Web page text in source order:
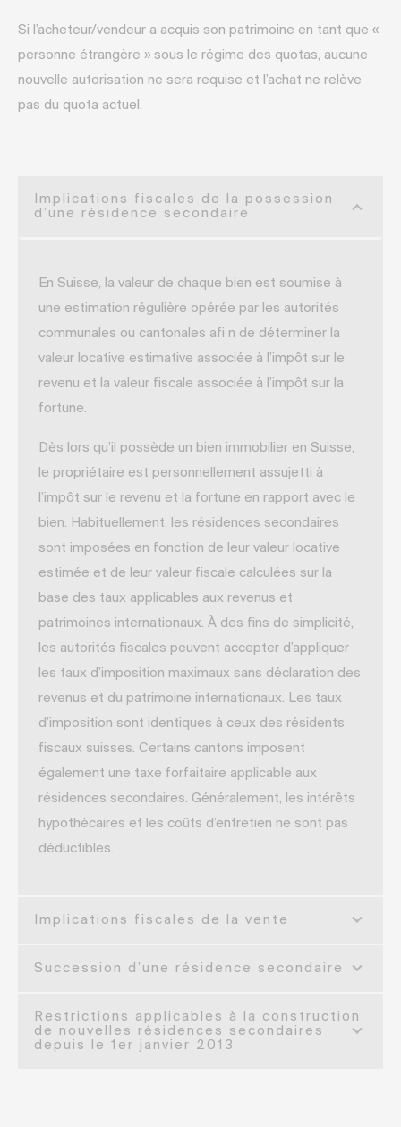
Si l’acheteur/vendeur a acquis son patrimoine en tant que «
personne étrangère » sous le régime des quotas, aucune
nouvelle autorisation ne sera requise et l’achat ne relève
pas du quota actuel.
Implications fiscales de la possession
d’une résidence secondaire
En Suisse, la valeur de chaque bien est soumise à
une estimation régulière opérée par les autorités
communales ou cantonales afi n de déterminer la
valeur locative estimative associée à l’impôt sur le
revenu et la valeur fiscale associée à l’impôt sur la
fortune.
Dès lors qu’il possède un bien immobilier en Suisse,
le propriétaire est personnellement assujetti à
l’impôt sur le revenu et la fortune en rapport avec le
bien. Habituellement, les résidences secondaires
sont imposées en fonction de leur valeur locative
estimée et de leur valeur fiscale calculées sur la
base des taux applicables aux revenus et
patrimoines internationaux. À des fins de simplicité,
les autorités fiscales peuvent accepter d’appliquer
les taux d’imposition maximaux sans déclaration des
revenus et du patrimoine internationaux. Les taux
d’imposition sont identiques à ceux des résidents
fiscaux suisses. Certains cantons imposent
également une taxe forfaitaire applicable aux
résidences secondaires. Généralement, les intérêts
hypothécaires et les coûts d’entretien ne sont pas
déductibles.
Implications fiscales de la vente
Succession d’une résidence secondaire
Restrictions applicables à la construction
de nouvelles résidences secondaires
depuis le 1er janvier 2013